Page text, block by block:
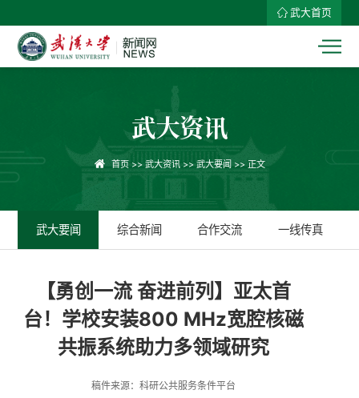
武大首页
武大资讯
首页>> 武大资讯>> 武大要闻 >> 正文
武大要闻 综合新闻 合作交流 一线传真
【勇创一流 奋进前列】亚太首
台！学校安装800 MHz宽腔核磁
共振系统助力多领域研究
稿件来源：科研公共服务条件平台